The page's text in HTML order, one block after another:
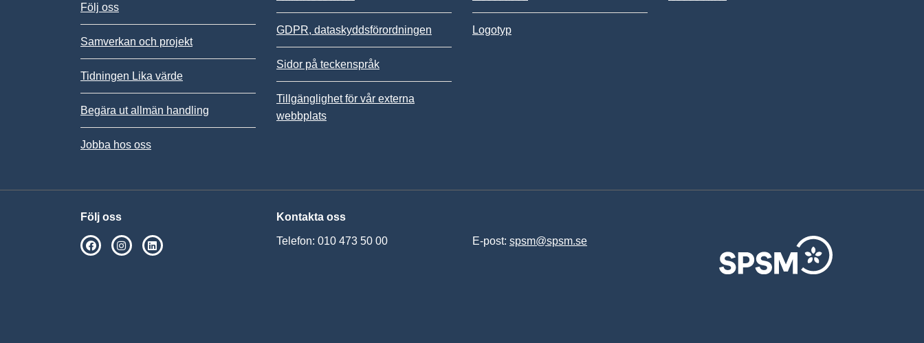
Följ oss
Samverkan och projekt
Tidningen Lika värde
Begära ut allmän handling
Jobba hos oss
GDPR, dataskyddsförordningen
Sidor på teckenspråk
Tillgänglighet för vår externa
webbplats
Logotyp
Följ oss
SPSM på Facebook
SPSM på Instagram
Kontakta oss
Telefon: 010 473 50 00 E-post: spsm@spsm.se